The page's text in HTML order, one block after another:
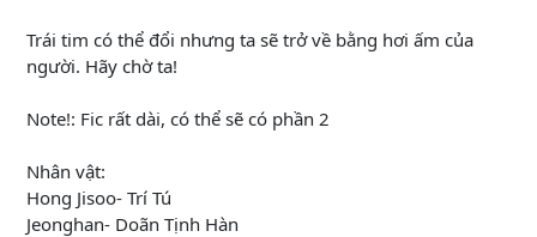
Trái tim có thể đổi nhưng ta sẽ trở về bằng hơi ấm của
người. Hãy chờ ta!
Note!: Fic rất dài, có thể sẽ có phần 2
Nhân vật:
Hong Jisoo- Trí Tú
Jeonghan- Doãn Tịnh Hàn